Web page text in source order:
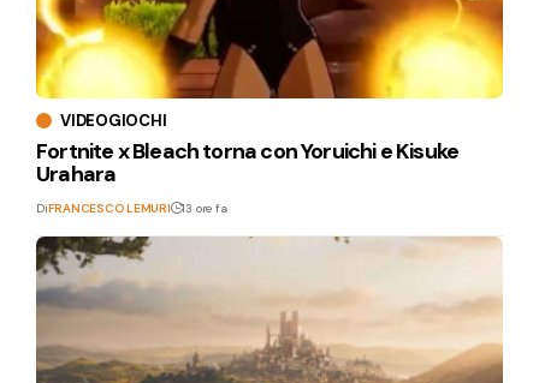
VIDEOGIOCHI
Fortnite x Bleach torna con Yoruichi e Kisuke
Urahara
DiFRANCESCO LEMURI 13 ore fa